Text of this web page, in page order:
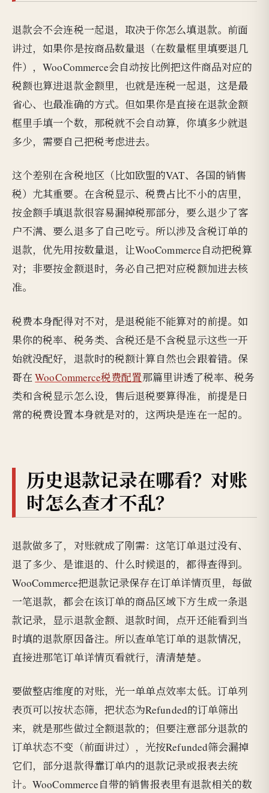
退款会不会连税一起退，取决于你怎么填退款。前面
讲过，如果你是按商品数量退（在数量框里填要退几
件），WooCommerce会自动按比例把这件商品对应的
税额也算进退款金额里，也就是连税一起退，这是最
省心、也最准确的方式。但如果你是直接在退款金额
框里手填一个数，那税就不会自动算，你填多少就退
多少，需要自己把税考虑进去。
这个差别在含税地区（比如欧盟的VAT、各国的销售
税）尤其重要。在含税显示、税费占比不小的店里，
按金额手填退款很容易漏掉税那部分，要么退少了客
户不满、要么退多了自己吃亏。所以涉及含税订单的
退款，优先用按数量退，让WooCommerce自动把税算
对；非要按金额退时，务必自己把对应税额加进去核
准。
税费本身配得对不对，是退税能不能算对的前提。如
果你的税率、税务类、含税还是不含税显示这些一开
始就没配好，退款时的税额计算自然也会跟着错。保
哥在WooCommerce税费配置那篇里讲透了税率、税务
类和含税显示怎么设，售后退税要算得准，前提是日
常的税费设置本身就是对的，这两块是连在一起的。
历史退款记录在哪看？对账
时怎么查才不乱？
退款做多了，对账就成了刚需：这笔订单退过没有、
退了多少、是谁退的、什么时候退的，都得查得到。
WooCommerce把退款记录保存在订单详情页里，每做
一笔退款，都会在该订单的商品区域下方生成一条退
款记录，显示退款金额、退款时间，点开还能看到当
时填的退款原因备注。所以查单笔订单的退款情况，
直接进那笔订单详情页看就行，清清楚楚。
要做整店维度的对账，光一单单点效率太低。订单列
表页可以按状态筛，把状态为Refunded的订单筛出
来，就是那些做过全额退款的；但要注意部分退款的
订单状态不变（前面讲过），光按Refunded筛会漏掉
它们，部分退款得靠订单内的退款记录或报表去统
计。WooCommerce自带的销售报表里有退款相关的数